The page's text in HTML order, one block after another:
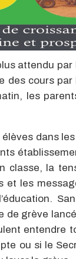
attendu
cours
les
dans
classe, la
les
de grève
entendre
ou si le